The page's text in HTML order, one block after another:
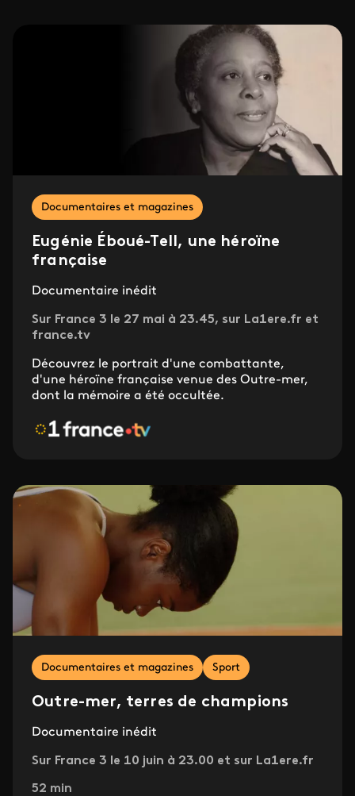
Documentaires et magazines
Eugénie Éboué-Tell, une héroïne
française
Documentaire inédit
Sur France 3 le 27 mai à 23.45, sur La1ere.fr et
france.tv
Découvrez le portrait d'une combattante,
d'une héroïne française venue des Outre-mer,
dont la mémoire a été occultée.
Documentaires et magazines Sport
Outre-mer, terres de champions
Documentaire inédit
Sur France 3 le 10 juin à 23.00 et sur La1ere.fr
52 min